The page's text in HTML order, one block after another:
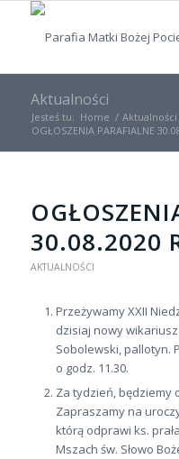
Aktualności
Jesteś tu: Home / Aktualności
OGŁOSZENIA PARAFIALNE
30.08.2020
AKTUALNOŚCI
Przeżywamy XXII
dzisiaj nowy
Sobolewski, pallotyn.
o godz. 11.30.
Za tydzień, będziemy
Zapraszamy na
którą odprawi ks.
Mszach św. Słowo